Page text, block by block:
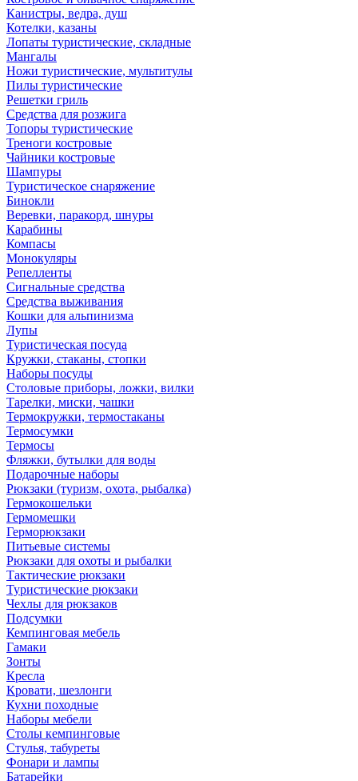
Канистры, ведра, душ
Котелки, казаны
Лопаты туристические, складные
Мангалы
Ножи туристические, мультитулы
Пилы туристические
Решетки гриль
Средства для розжига
Топоры туристические
Треноги костровые
Чайники костровые
Шампуры
Туристическое снаряжение
Бинокли
Веревки, паракорд, шнуры
Карабины
Компасы
Монокуляры
Репелленты
Сигнальные средства
Средства выживания
Кошки для альпинизма
Лупы
Туристическая посуда
Кружки, стаканы, стопки
Наборы посуды
Столовые приборы, ложки, вилки
Тарелки, миски, чашки
Термокружки, термостаканы
Термосумки
Термосы
Фляжки, бутылки для воды
Подарочные наборы
Рюкзаки (туризм, охота, рыбалка)
Гермокошельки
Гермомешки
Герморюкзаки
Питьевые системы
Рюкзаки для охоты и рыбалки
Тактические рюкзаки
Туристические рюкзаки
Чехлы для рюкзаков
Подсумки
Кемпинговая мебель
Гамаки
Зонты
Кресла
Кровати, шезлонги
Кухни походные
Наборы мебели
Столы кемпинговые
Стулья, табуреты
Фонари и лампы
Батарейки